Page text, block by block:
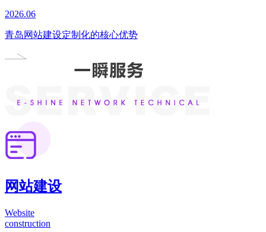
2026.06
青岛网站建设定制化的核心优势
网站建设
Website
construction